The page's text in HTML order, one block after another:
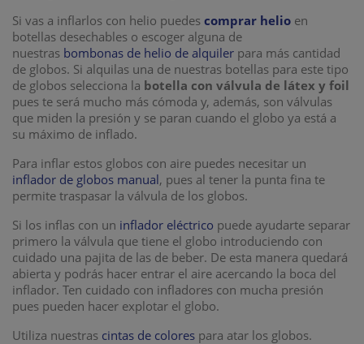
Si vas a inflarlos con helio puedes comprar helio en
botellas desechables o escoger alguna de
nuestras bombonas de helio de alquiler para más cantidad
de globos. Si alquilas una de nuestras botellas para este tipo
de globos selecciona la botella con válvula de látex y foil
pues te será mucho más cómoda y, además, son válvulas
que miden la presión y se paran cuando el globo ya está a
su máximo de inflado.
Para inflar estos globos con aire puedes necesitar un
inflador de globos manual, pues al tener la punta fina te
permite traspasar la válvula de los globos.
Si los inflas con un inflador eléctrico puede ayudarte separar
primero la válvula que tiene el globo introduciendo con
cuidado una pajita de las de beber. De esta manera quedará
abierta y podrás hacer entrar el aire acercando la boca del
inflador. Ten cuidado con infladores con mucha presión
pues pueden hacer explotar el globo.
Utiliza nuestras cintas de colores para atar los globos.